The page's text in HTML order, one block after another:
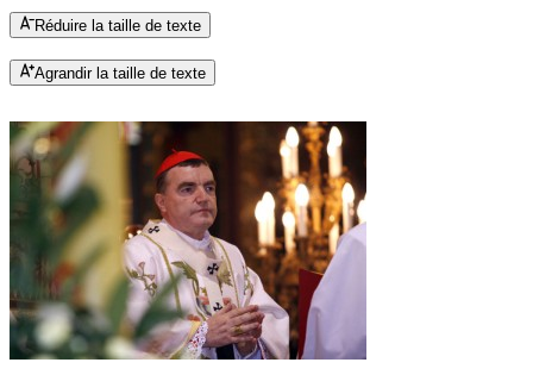
Réduire la taille de texte
Agrandir la taille de texte